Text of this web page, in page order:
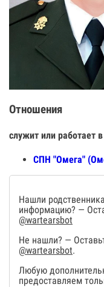
Отношения
служит или работает
СПН "Омега"
Нашли
информацию? —
@wartearsbot
Не нашли? —
@wartearsbot.
Любую
предоставляем